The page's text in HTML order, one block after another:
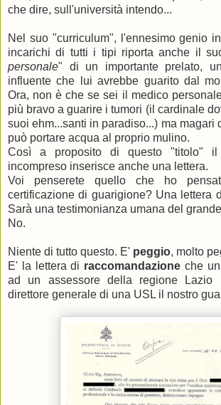
che dire, sull'università intendo...
Nel suo "curriculum", l'ennesimo genio
incarichi di tutti i tipi riporta anche il
personale" di un importante prelato,
influente che lui avrebbe guarito dal
Ora, non è che se sei il medico
più bravo a guarire i tumori (il cardinale
suoi ehm...santi in paradiso...) ma magari
può portare acqua al proprio mulino.
Così a proposito di questo "titolo" il
incompreso inserisce anche una lettera.
Voi penserete quello che ho
certificazione di guarigione? Una lettera
Sarà una testimonianza umana del
No.
Niente di tutto questo. E' peggio, molto
E' la lettera di raccomandazione che
ad un assessore della regione Lazio
direttore generale di una USL il nostro